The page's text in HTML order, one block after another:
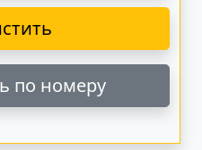
по номеру